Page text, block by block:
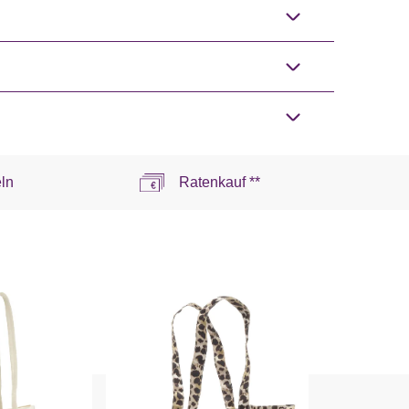
Ratenkauf **